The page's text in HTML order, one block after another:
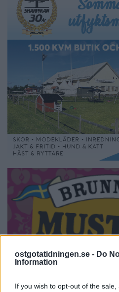
ostgotatidningen.se - Do
Information
If you wish to opt-out of the